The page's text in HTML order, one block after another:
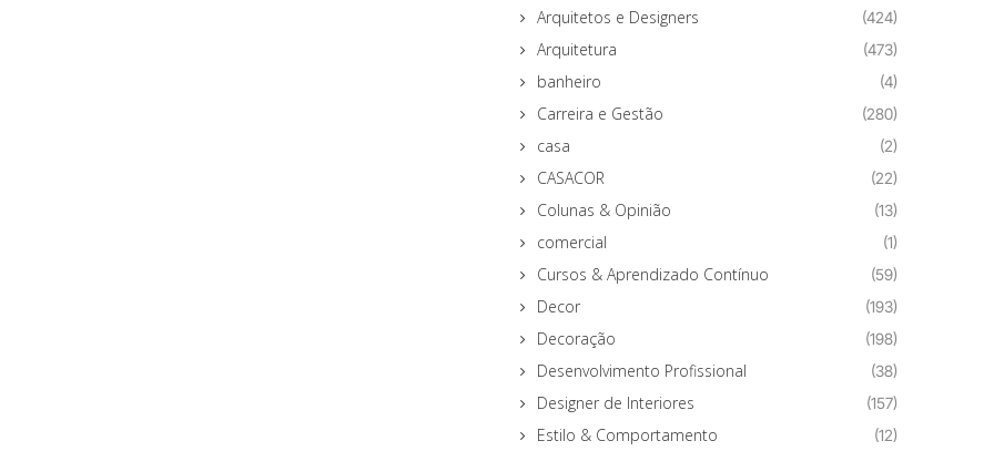
Arquitetos e Designers (424)
Arquitetura (473)
banheiro (4)
Carreira e Gestão (280)
casa (2)
CASACOR (22)
Colunas & Opinião (13)
comercial (1)
Cursos & Aprendizado Contínuo (59)
Decor (193)
Decoração (198)
Desenvolvimento Profissional (38)
Designer de Interiores (157)
Estilo & Comportamento (12)